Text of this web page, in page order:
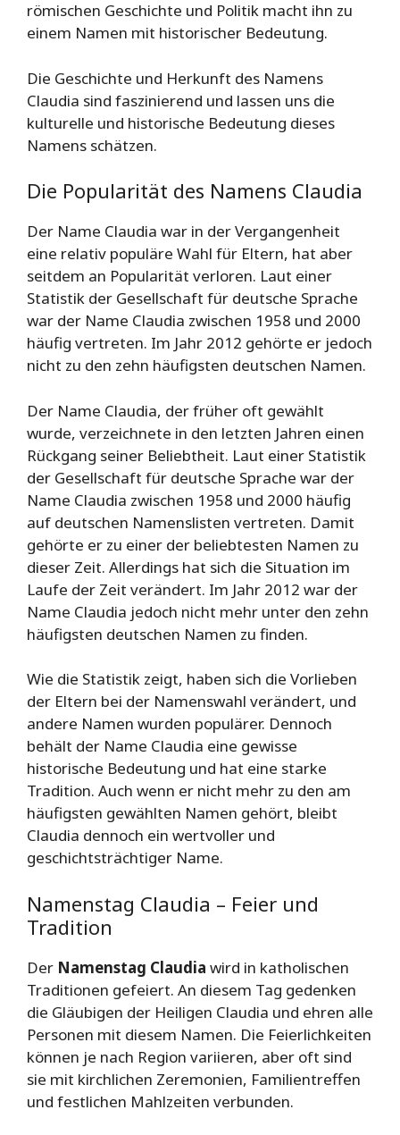
römischen Geschichte und Politik macht ihn zu
einem Namen mit historischer Bedeutung.
Die Geschichte und Herkunft des Namens
Claudia sind faszinierend und lassen uns die
kulturelle und historische Bedeutung dieses
Namens schätzen.
Die Popularität des Namens Claudia
Der Name Claudia war in der Vergangenheit
eine relativ populäre Wahl für Eltern, hat aber
seitdem an Popularität verloren. Laut einer
Statistik der Gesellschaft für deutsche Sprache
war der Name Claudia zwischen 1958 und 2000
häufig vertreten. Im Jahr 2012 gehörte er jedoch
nicht zu den zehn häufigsten deutschen Namen.
Der Name Claudia, der früher oft gewählt
wurde, verzeichnete in den letzten Jahren einen
Rückgang seiner Beliebtheit. Laut einer Statistik
der Gesellschaft für deutsche Sprache war der
Name Claudia zwischen 1958 und 2000 häufig
auf deutschen Namenslisten vertreten. Damit
gehörte er zu einer der beliebtesten Namen zu
dieser Zeit. Allerdings hat sich die Situation im
Laufe der Zeit verändert. Im Jahr 2012 war der
Name Claudia jedoch nicht mehr unter den zehn
häufigsten deutschen Namen zu finden.
Wie die Statistik zeigt, haben sich die Vorlieben
der Eltern bei der Namenswahl verändert, und
andere Namen wurden populärer. Dennoch
behält der Name Claudia eine gewisse
historische Bedeutung und hat eine starke
Tradition. Auch wenn er nicht mehr zu den am
häufigsten gewählten Namen gehört, bleibt
Claudia dennoch ein wertvoller und
geschichtsträchtiger Name.
Namenstag Claudia – Feier und
Tradition
Der Namenstag Claudia wird in katholischen
Traditionen gefeiert. An diesem Tag gedenken
die Gläubigen der Heiligen Claudia und ehren alle
Personen mit diesem Namen. Die Feierlichkeiten
können je nach Region variieren, aber oft sind
sie mit kirchlichen Zeremonien, Familientreffen
und festlichen Mahlzeiten verbunden.